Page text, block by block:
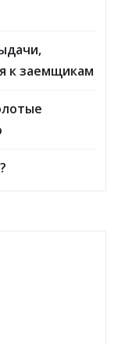
к заемщикам